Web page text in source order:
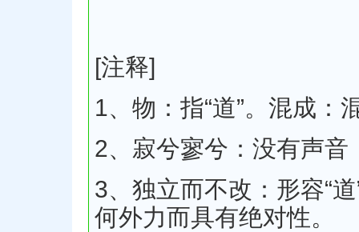
[注释]
1、物：指“道”。混成：
2、寂兮寥兮：没有声音
3、独立而不改：形容“
何外力而具有绝对性。